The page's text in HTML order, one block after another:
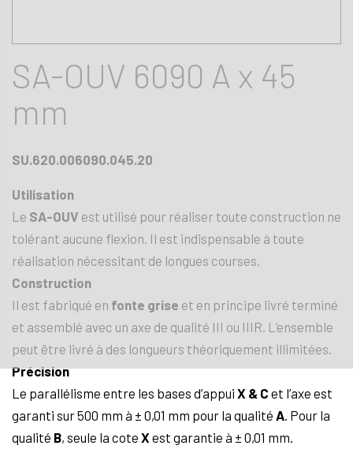
SA-OUV 6090 A x 45
mm
SU.620.006090.045.20
Utilisation
Le SA-OUV est utilisé pour réaliser toute construction ne
tolérant aucune flexion. Il est indispensable à toute
réalisation nécessitant de longues courses.
Construction
Il est fabriqué en fonte grise et en principe livré terminé
et assemblé avec un axe de qualité III ou IIIR. L’ensemble
peut être livré à des longueurs théoriquement illimitées.
Précision
Le parallélisme entre les bases d’appui X & C et l’axe est
garanti sur 500 mm à ± 0,01 mm pour la qualité A . Pour la
qualité B, seule la cote X est garantie à ± 0,01 mm.